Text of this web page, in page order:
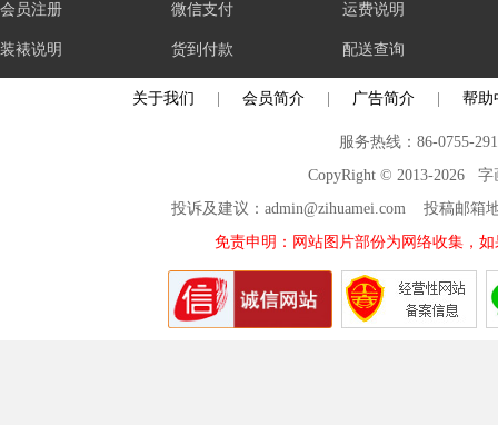
会员注册
装裱说明
微信支付
货到付款
运费说明
配送查询
关于我们 会员简介 广告简介 帮助
服务热线：86-0755-
CopyRight © 2013-2026 字
投诉及建议：admin@zihuamei.com 投稿邮
免责申明：网站图片部份为网络收集，